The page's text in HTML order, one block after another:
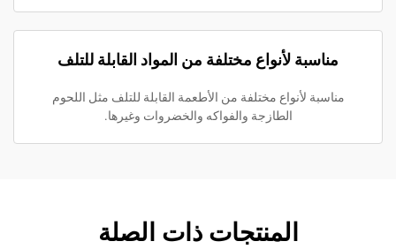
لأنواع مختلفة من المواد القابلة للتلف
لأنواع مختلفة من الأطعمة القابلة للتلف مثل اللحوم
الطازجة والفواكه والخضروات وغيرها.
المنتجات ذات الصلة